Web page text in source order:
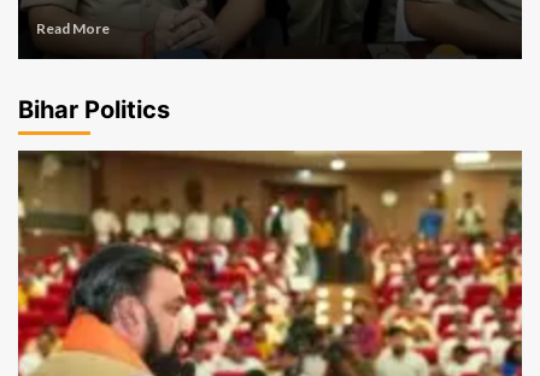
Read More
Bihar Politics